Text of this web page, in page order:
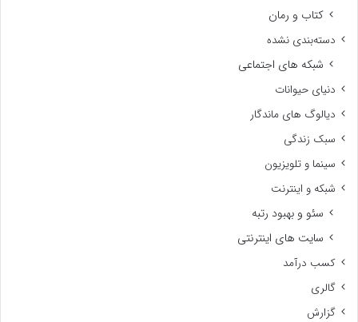
کتاب و رمان
دسته‌بندی نشده
شبکه های اجتماعی
دنیای حیوانات
دیالوگ های ماندگار
سبک زندگی
سینما و تلویزیون
شبکه و اینترنت
سئو و بهبود رتبه
سایت های اینترنتی
کسب درآمد
گالری
گزارش